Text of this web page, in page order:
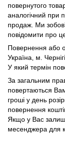
повернутого
аналогічний при
продаж. Ми
повідомити про
Повернення або
Україна, м.
У який термін
За загальним
повертаються
гроші у день
повернення
Якщо у Вас
месенджера для